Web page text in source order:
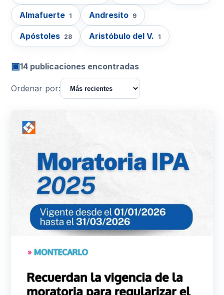
Almafuerte 1 Andresito 9
Apóstoles 28 Aristóbulo del V. 1
▣14 publicaciones encontradas
Ordenar por: